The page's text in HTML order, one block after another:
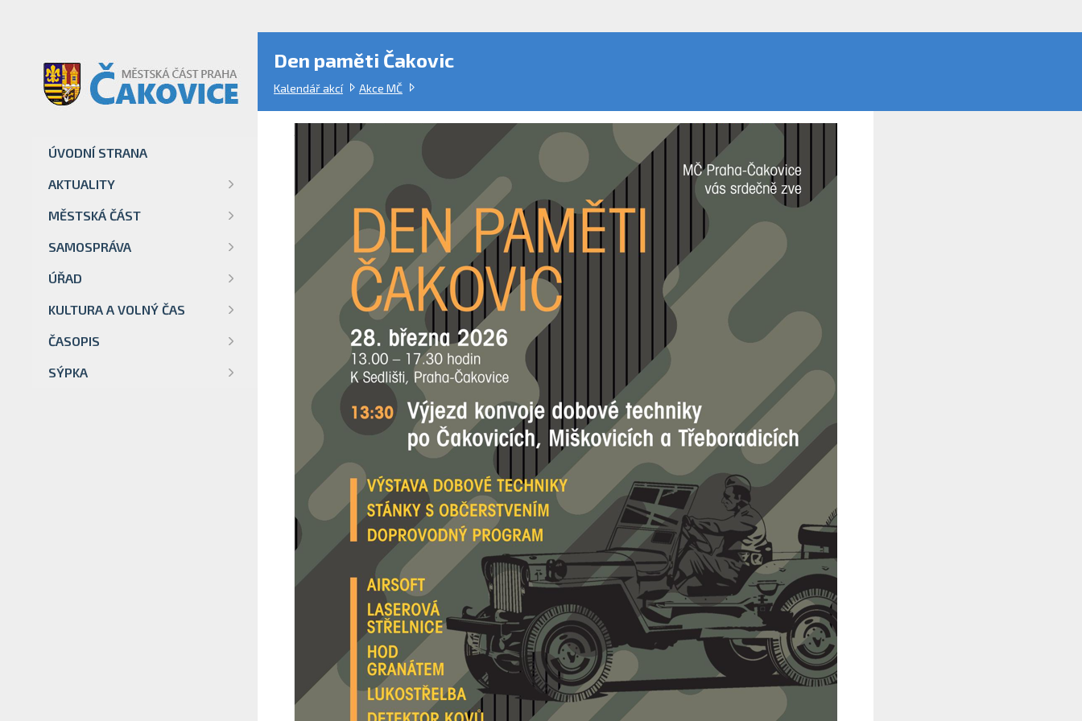
Den paměti Čakovic
Kalendář akcí Akce MČ
ÚVODNÍ STRANA
AKTUALITY
MĚSTSKÁ ČÁST
SAMOSPRÁVA
ÚŘAD
KULTURA A VOLNÝ ČAS
ČASOPIS
SÝPKA